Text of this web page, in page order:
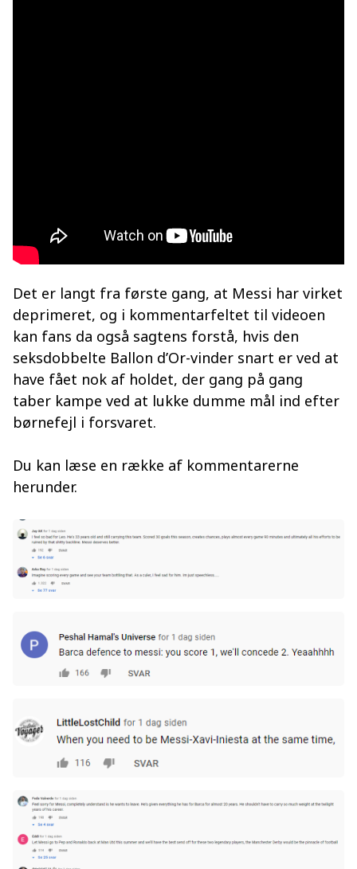
Det er langt fra første gang, at Messi har virket
deprimeret, og i kommentarfeltet til videoen
kan fans da også sagtens forstå, hvis den
seksdobbelte Ballon d’Or-vinder snart er ved at
have fået nok af holdet, der gang på gang
taber kampe ved at lukke dumme mål ind efter
børnefejl i forsvaret.
Du kan læse en række af kommentarerne
herunder.